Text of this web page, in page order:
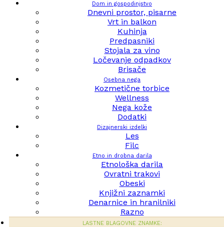
Dom in gospodinjstvo
Dnevni prostor, pisarne
Vrt in balkon
Kuhinja
Predpasniki
Stojala za vino
Ločevanje odpadkov
Brisače
Osebna nega
Kozmetične torbice
Wellness
Nega kože
Dodatki
Dizajnerski izdelki
Les
Filc
Etno in drobna darila
Etnološka darila
Ovratni trakovi
Obeski
Knjižni zaznamki
Denarnice in hranilniki
Razno
LASTNE BLAGOVNE ZNAMKE: